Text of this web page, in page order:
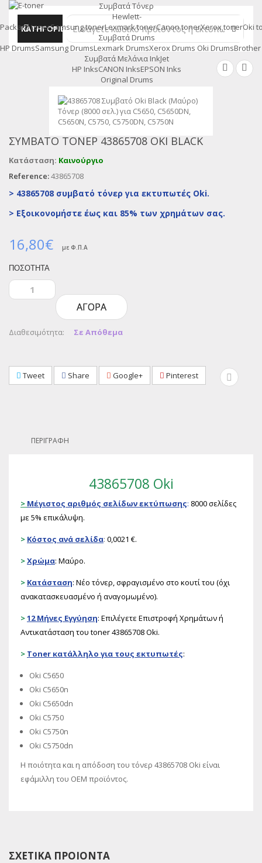
Συμβατά Τόνερ
Hewlett-
Packard tonerSamsung tonerLexmark tonerCanon tonerXerox tonerOki
Συμβατά Drums
HP DrumsSamsung DrumsLexmark DrumsXerox Drums Oki Drums
Συμβατά Μελάνια InkJet
HP InksCANON InksEPSON Inks
Original Drums
ΚΑΤΗΓΟΡΙΕΣ
ΣΥΜΒΑΤΌ ΤΌΝΕΡ 43865708 OKI BLACK
Κατάσταση: Καινούργιο
Reference:43865708
> 43865708 συμβατό τόνερ για εκτυπωτές Oki.
> Εξοικονομήστε έως και 85% των χρημάτων σας.
16,80€ με Φ.Π.Α
ΠΟΣΌΤΗΤΑ
ΑΓΟΡΆ
Διαθεσιμότητα: Σε Απόθεμα
Tweet Share Google+ Pinterest
ΠΕΡΙΓΡΑΦΉ
43865708 Oki
> Μέγιστος αριθμός σελίδων εκτύπωσης: 8000 σελίδες
με 5% επικάλυψη.
> Κόστος ανά σελίδα: 0,0021 €.
>Χρώμα: Μαύρο.
> Κατάσταση: Νέο τόνερ, σφραγισμένο στο κουτί του (όχι
ανακατασκευασμένο ή αναγομωμένο).
>12 Μήνες Εγγύηση: Επιλέγετε Επιστροφή Χρημάτων ή
Αντικατάσταση του toner 43865708 Oki.
> Toner κατάλληλο για τους εκτυπωτές:
Oki C5650
Oki C5650n
Oki C5650dn
Oki C5750
Oki C5750n
Oki C5750dn
Η ποιότητα και η απόδοση του τόνερ 43865708 Oki είναι
εφάμιλλη του OEM προϊόντος.
ΣΧΕΤΙΚΑ ΠΡΟΙΟΝΤΑ